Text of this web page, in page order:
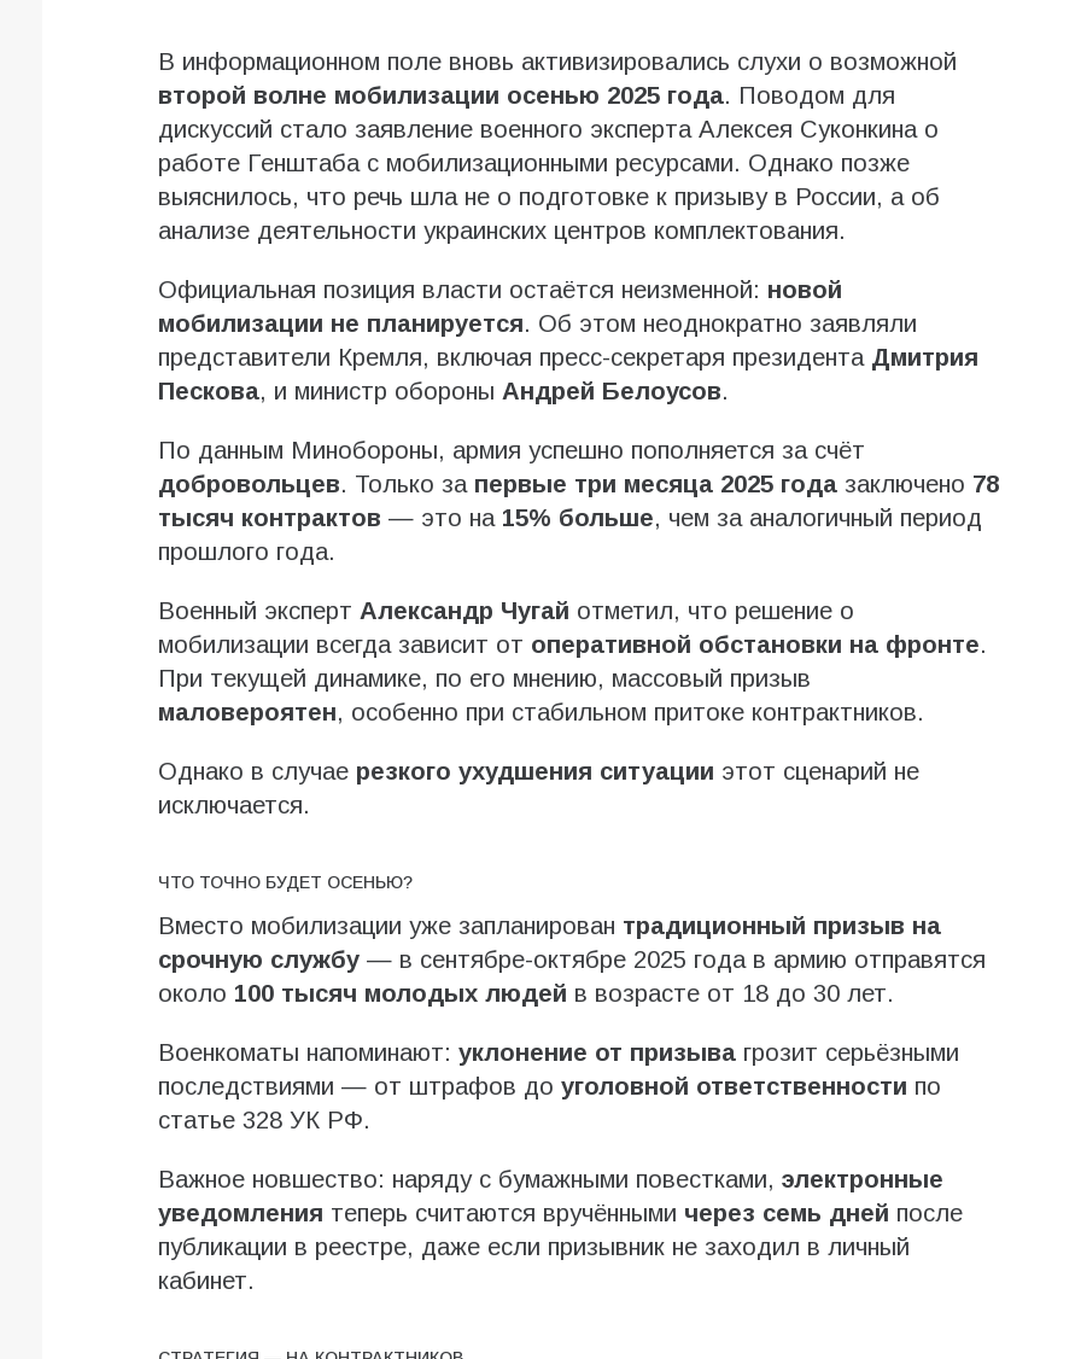
В информационном поле вновь активизировались слухи о возможной
второй волне мобилизации осенью 2025 года. Поводом для
дискуссий стало заявление военного эксперта Алексея Суконкина о
работе Генштаба с мобилизационными ресурсами. Однако позже
выяснилось, что речь шла не о подготовке к призыву в России, а об
анализе деятельности украинских центров комплектования.
Официальная позиция власти остаётся неизменной: новой
мобилизации не планируется. Об этом неоднократно заявляли
представители Кремля, включая пресс-секретаря президента Дмитрия
Пескова, и министр обороны Андрей Белоусов.
По данным Минобороны, армия успешно пополняется за счёт
добровольцев. Только за первые три месяца 2025 годазаключено 78
тысяч контрактов — это на 15% больше, чем за аналогичный период
прошлого года.
Военный эксперт Александр Чугай отметил, что решение о
мобилизации всегда зависит от оперативной обстановки на фронте.
При текущей динамике, по его мнению, массовый призыв
маловероятен, особенно при стабильном притоке контрактников.
Однако в случае резкого ухудшения ситуации этот сценарий не
исключается.
ЧТО ТОЧНО БУДЕТ ОСЕНЬЮ?
Вместо мобилизации уже запланирован традиционный призыв на
срочную службу— в сентябре-октябре 2025 года в армию отправятся
около 100 тысяч молодых людей в возрасте от 18 до 30 лет.
Военкоматы напоминают: уклонение от призывагрозит серьёзными
последствиями — от штрафов до уголовной ответственности по
статье 328 УК РФ.
Важное новшество: наряду с бумажными повестками, электронные
уведомления теперь считаются вручёнными через семь дней после
публикации в реестре, даже если призывник не заходил в личный
кабинет.